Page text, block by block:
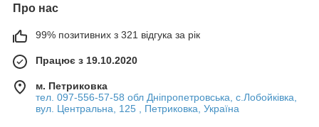
Про нас
99% позитивних з 321 відгука за рік
Працює з 19.10.2020
м. Петриковка
тел. 097-556-57-58 обл Дніпропетровська, с.Лобойківка,
вул. Центральна, 125 , Петриковка, Україна